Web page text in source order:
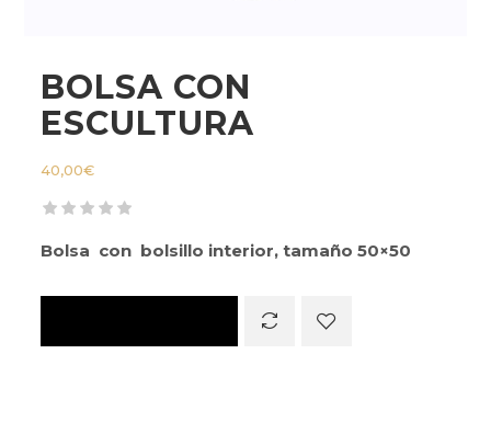
BOLSA CON
ESCULTURA
40,00€
Bolsa con bolsillo interior, tamaño 50×50